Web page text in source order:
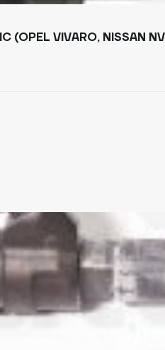
VIVARO, NISSAN